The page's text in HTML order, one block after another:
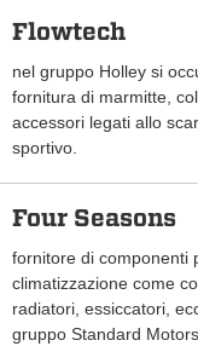
Flowtech
nel gruppo Holley si
fornitura di marmitte,
accessori legati allo
sportivo.
Four Seasons
fornitore di componenti
climatizzazione come
radiatori, essiccatori,
gruppo Standard Motors.